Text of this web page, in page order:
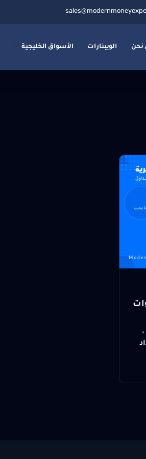
نحن الويبنارات الأسواق الخليجية
,